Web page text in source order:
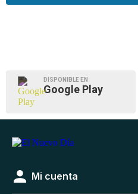
DISPONIBLE EN
Google Play
Mi cuenta